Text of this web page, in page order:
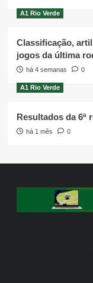
A1 Rio Verde
Classificação,
jogos da última
há 4 semanas 0
A1 Rio Verde
Resultados da 6ª
há 1 mês 0